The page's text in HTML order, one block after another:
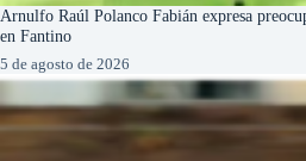
Arnulfo Raúl Polanco Fabián expresa
en Fantino
5 de agosto de 2026